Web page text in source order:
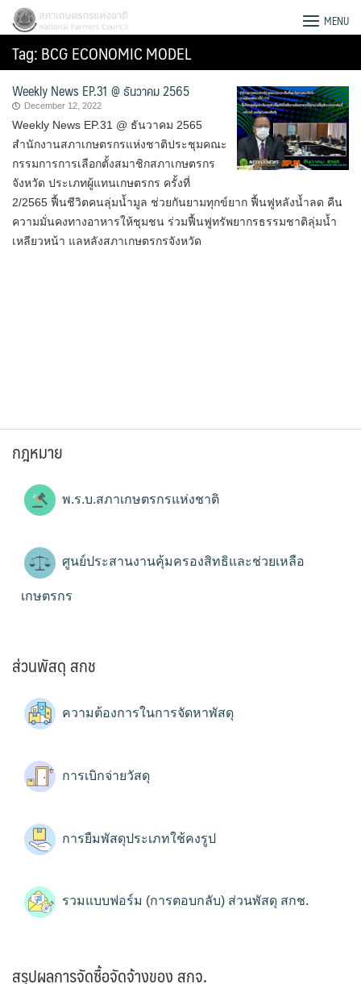
Skip
content
สภาเกษตรกรแห่งชาติ MENU
Tag:BCG ECONOMIC MODEL
Weekly News EP.31 @ ธันวาคม 2565
December 12, 2022
Weekly News EP.31 @ ธันวาคม 2565
สำนักงานสภาเกษตรกรแห่งชาติประชุมคณะ
กรรมการการเลือกตั้งสมาชิกสภาเกษตรกร
จังหวัด ประเภทผู้แทนเกษตรกร ครั้งที่
2/2565 ฟื้นชีวิตคนลุ่มน้ำมูล ช่วยกันยามทุกข์ยาก ฟื้นฟูหลังน้ำลด คืน
ความมั่นคงทางอาหารให้ชุมชน ร่วมฟื้นฟูทรัพยากรธรรมชาติลุ่มน้ำ
เหลียวหน้า แลหลังสภาเกษตรกรจังหวัด
กฎหมาย
พ.ร.บ.สภาเกษตรกรแห่งชาติ
ศูนย์ประสานงานคุ้มครองสิทธิและช่วยเหลือ
เกษตรกร
ส่วนพัสดุ สกช
ความต้องการในการจัดหาพัสดุ
การเบิกจ่ายวัสดุ
การยืมพัสดุประเภทใช้คงรูป
รวมแบบฟอร์ม (การตอบกลับ) ส่วนพัสดุ สกช.
สรุปผลการจัดซื้อจัดจ้างของ สกจ.